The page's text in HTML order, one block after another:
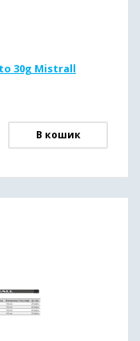
to 30g Mistrall
В кошик